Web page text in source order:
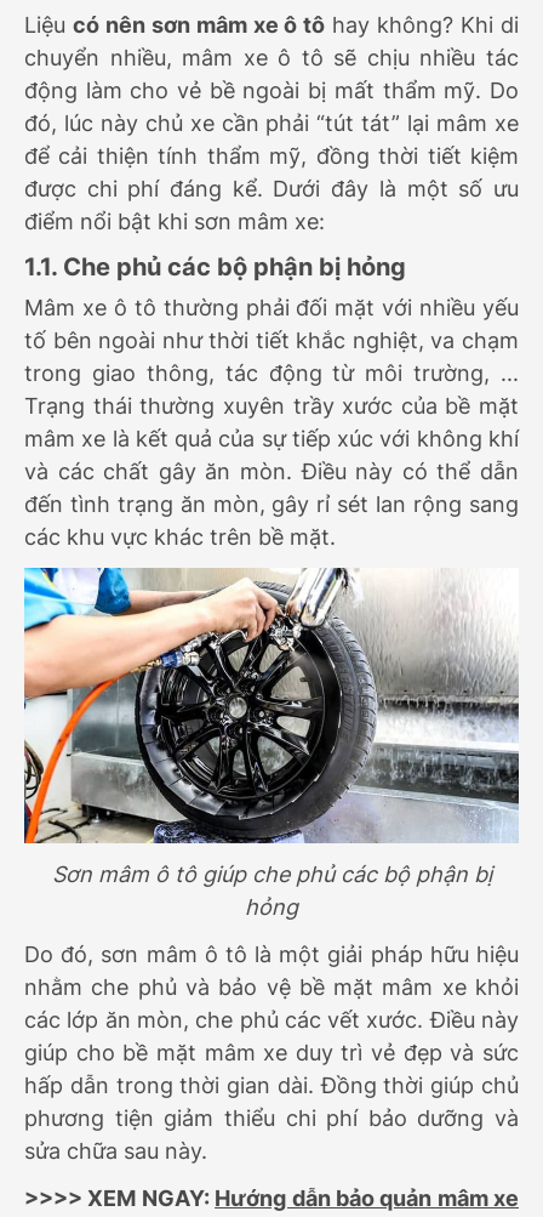
Liệu có nên sơn mâm xe ô tô hay không? Khi di
chuyển nhiều, mâm xe ô tô sẽ chịu nhiều tác
động làm cho vẻ bề ngoài bị mất thẩm mỹ. Do
đó, lúc này chủ xe cần phải “tút tát” lại mâm xe
để cải thiện tính thẩm mỹ, đồng thời tiết kiệm
được chi phí đáng kể. Dưới đây là một số ưu
điểm nổi bật khi sơn mâm xe:
1.1. Che phủ các bộ phận bị hỏng
Mâm xe ô tô thường phải đối mặt với nhiều yếu
tố bên ngoài như thời tiết khắc nghiệt, va chạm
trong giao thông, tác động từ môi trường, ...
Trạng thái thường xuyên trầy xước của bề mặt
mâm xe là kết quả của sự tiếp xúc với không khí
và các chất gây ăn mòn. Điều này có thể dẫn
đến tình trạng ăn mòn, gây rỉ sét lan rộng sang
các khu vực khác trên bề mặt.
Sơn mâm ô tô giúp che phủ các bộ phận bị
hỏng
Do đó, sơn mâm ô tô là một giải pháp hữu hiệu
nhằm che phủ và bảo vệ bề mặt mâm xe khỏi
các lớp ăn mòn, che phủ các vết xước. Điều này
giúp cho bề mặt mâm xe duy trì vẻ đẹp và sức
hấp dẫn trong thời gian dài. Đồng thời giúp chủ
phương tiện giảm thiểu chi phí bảo dưỡng và
sửa chữa sau này.
>>>> XEM NGAY: Hướng dẫn bảo quản mâm xe